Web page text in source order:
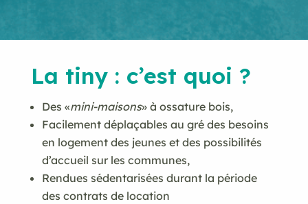
La tiny : c’est quoi ?
Des «mini-maisons» à ossature bois,
Facilement déplaçables au gré des besoins
en logement des jeunes et des possibilités
d’accueil sur les communes,
Rendues sédentarisées durant la période
des contrats de location